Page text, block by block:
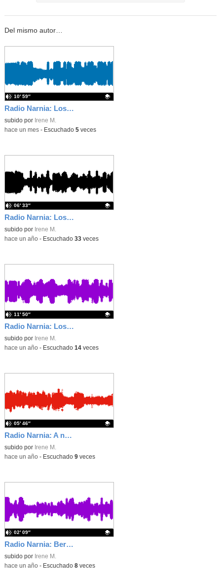
Del mismo autor…
Radio Narnia: Los mixtos
Contenido educativo.
subido por Irene M.
10′ 59″
-hace un mes- Escuchado 5veces
Radio Narnia: Los 4 fantásticos
Contenido educativo.
subido por Irene M.
06′ 33″
-hace un año- Escuchado 33veces
Radio Narnia: Los 5 fantásticos
Contenido educativo.
subido por Irene M.
11′ 50″
-hace un año- Escuchado 14veces
Radio Narnia: A new school
Contenido educativo.
subido por Irene M.
05′ 46″
-hace un año- Escuchado 9veces
Radio Narnia: Bermuda Triangle
Contenido educativo.
subido por Irene M.
02′ 09″
-hace un año- Escuchado 8veces